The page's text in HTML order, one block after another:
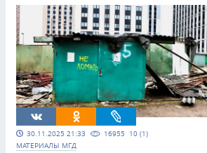
30.11.2025 21:33 16955 10 (1)
МАТЕРИАЛЫ МГД